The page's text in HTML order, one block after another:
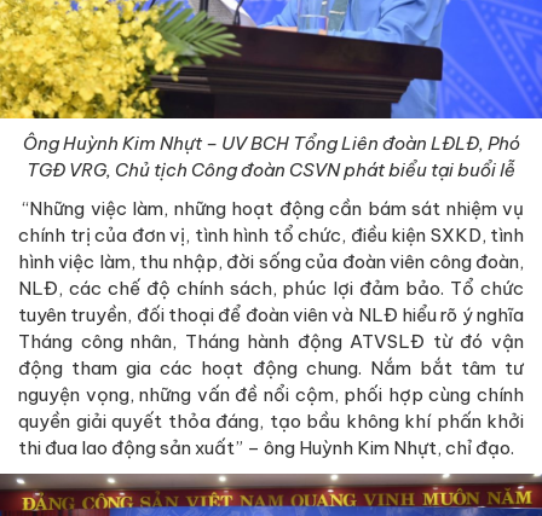
Ông Huỳnh Kim Nhựt – UV BCH Tổng Liên đoàn LĐLĐ, Phó
TGĐ VRG, Chủ tịch Công đoàn CSVN phát biểu tại buổi lễ
“Những việc làm, những hoạt động cần bám sát nhiệm vụ
chính trị của đơn vị, tình hình tổ chức, điều kiện SXKD, tình
hình việc làm, thu nhập, đời sống của đoàn viên công đoàn,
NLĐ, các chế độ chính sách, phúc lợi đảm bảo. Tổ chức
tuyên truyền, đối thoại để đoàn viên và NLĐ hiểu rõ ý nghĩa
Tháng công nhân, Tháng hành động ATVSLĐ từ đó vận
động tham gia các hoạt động chung. Nắm bắt tâm tư
nguyện vọng, những vấn đề nổi cộm, phối hợp cùng chính
quyền giải quyết thỏa đáng, tạo bầu không khí phấn khởi
thi đua lao động sản xuất” – ông Huỳnh Kim Nhựt, chỉ đạo.